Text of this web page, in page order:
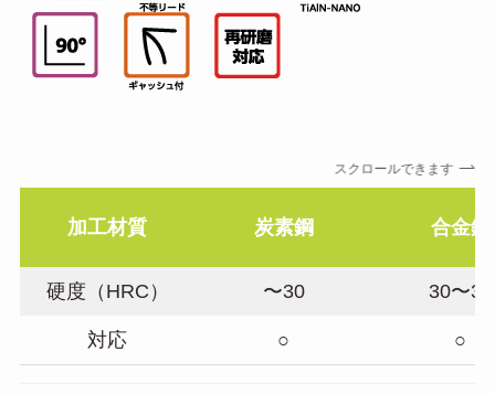
スクロールできます
加工材質 炭素鋼 合金鋼
硬度（HRC） 〜30 30〜38
対応 ○ ○